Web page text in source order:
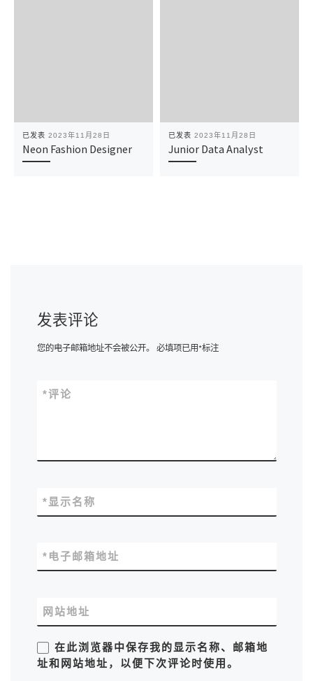
已发表 2023年11月28日
Neon Fashion Designer
已发表 2023年11月28日
Junior Data Analyst
发表评论
您的电子邮箱地址不会被公开。 必填项已用*标注
评论
*
显示名称
*
电子邮箱地址
*
网站地址
在此浏览器中保存我的显示名称、邮箱地
址和网站地址，以便下次评论时使用。